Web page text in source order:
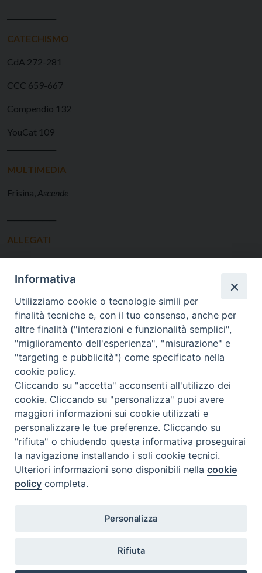
CATECHISMO
CdA 272-281
CCC 659-667
Compendio 132
YouCat 109
MULTIMEDIA
Frisina, Ascende
ALLEGATI
Piazza Mario Dottori, 14
02047 Poggio Mirteto (Rieti)
Informativa
Utilizziamo cookie o tecnologie simili per
finalità tecniche e, con il tuo consenso, anche per
altre finalità ("interazioni e funzionalità semplici",
"miglioramento dell'esperienza", "misurazione" e
"targeting e pubblicità") come specificato nella
cookie policy.
Cliccando su "accetta" acconsenti all'utilizzo dei
cookie. Cliccando su "personalizza" puoi avere
maggiori informazioni sui cookie utilizzati e
personalizzare le tue preferenze. Cliccando su
"rifiuta" o chiudendo questa informativa proseguirai
la navigazione installando i soli cookie tecnici.
Ulteriori informazioni sono disponibili nellacookie
policy completa.
Personalizza
Rifiuta